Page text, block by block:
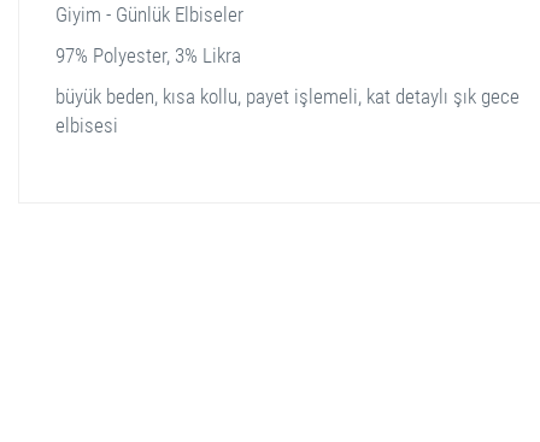
Giyim - Günlük Elbiseler
97% Polyester, 3% Likra
büyük beden, kısa kollu, payet işlemeli, kat detaylı şık gece
elbisesi